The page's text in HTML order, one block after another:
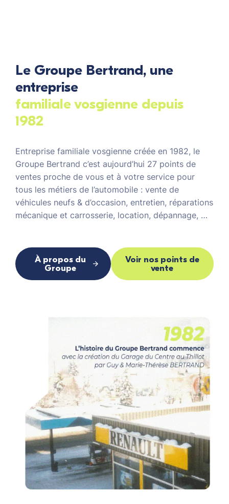
Le Groupe Bertrand, une
entreprise
familiale vosgienne depuis
1982
Entreprise familiale vosgienne créée en 1982, le
Groupe Bertrand c’est aujourd’hui 27 points de
ventes proche de vous et à votre service pour
tous les métiers de l’automobile : vente de
véhicules neufs & d’occasion, entretien, réparations
mécanique et carrosserie, location, dépannage, …
À propos du
Groupe
Voir nos points de
vente